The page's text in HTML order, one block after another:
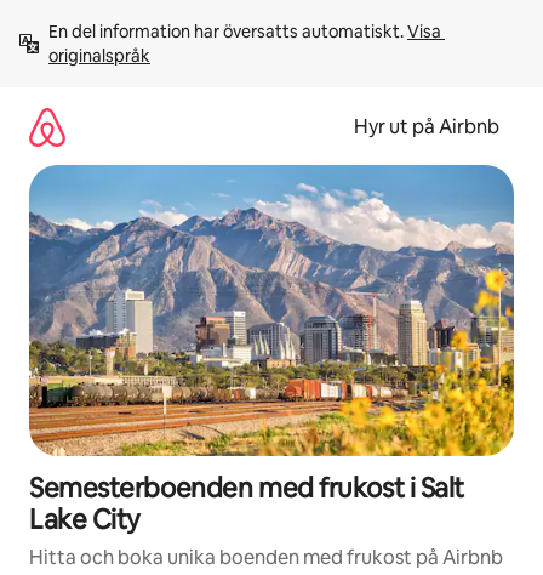
innehåll
En del information har översatts automatiskt. Visa
originalspråk
Hyr ut på Airbnb
Semesterboenden med frukost i Salt
Lake City
Hitta och boka unika boenden med frukost på Airbnb